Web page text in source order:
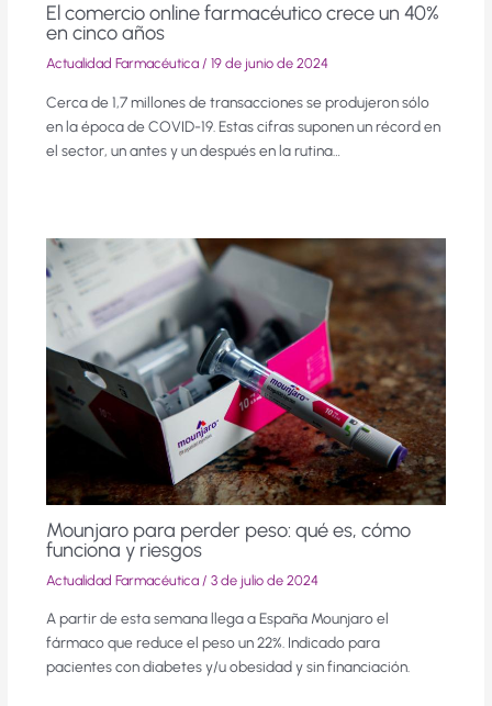
El comercio online farmacéutico crece un 40%
en cinco años
Actualidad Farmacéutica/ 19 de junio de 2024
Cerca de 1,7 millones de transacciones se produjeron sólo
en la época de COVID-19. Estas cifras suponen un récord en
el sector, un antes y un después en la rutina…
Mounjaro para perder peso: qué es, cómo
funciona y riesgos
Actualidad Farmacéutica/ 3 de julio de 2024
A partir de esta semana llega a España Mounjaro el
fármaco que reduce el peso un 22%. Indicado para
pacientes con diabetes y/u obesidad y sin financiación.